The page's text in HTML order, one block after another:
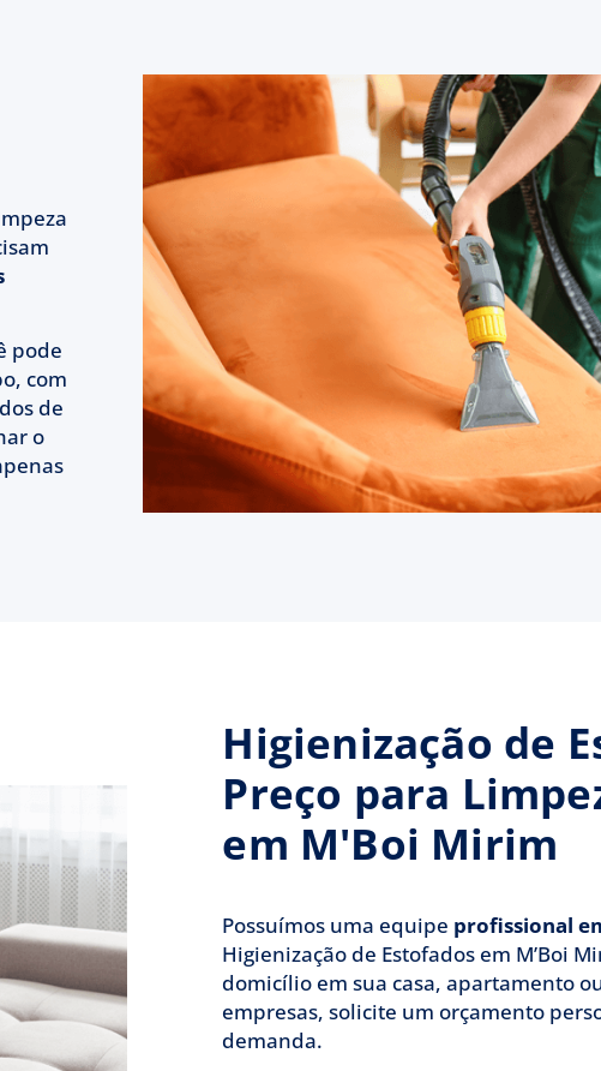
pode
com
de
o
Higienização de
Preço para
em M'Boi Mirim
Possuímos uma equipe profissional
Higienização de Estofados em M’Boi
domicílio em sua casa, apartamento
empresas, solicite um orçamento
demanda.